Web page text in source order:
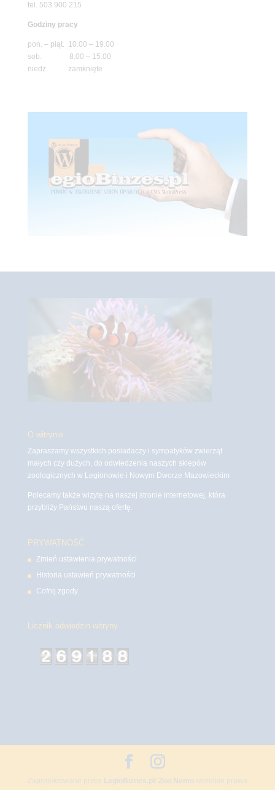
tel. 503 900 215
Godziny pracy
pon. – piąt. 10.00 – 19.00
sob. 8.00 – 15.00
niedz. zamknięte
O witrynie
Zapraszamy wszystkich posiadaczy i sympatyków zwierząt
małych czy dużych, do odwiedzenia naszych sklepów
zoologicznych w Legionowie i Nowym Dworze Mazowieckim
Polecamy także wizytę na naszej stronie internetowej, która
przybliży Państwu naszą ofertę.
PRYWATNOŚĆ
Zmień ustawienia prywatności
Historia ustawień prywatności
Cofnij zgody
Licznik odwiedzin witryny
Zaprojektowane przez LegioBiznes.pl/ Zoo Nemowszelkie prawa